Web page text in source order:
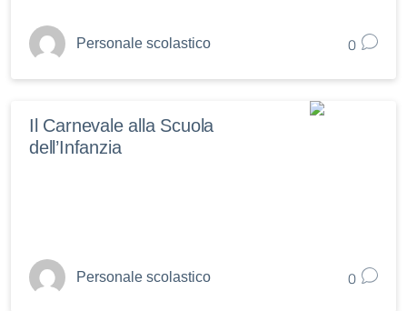
Personale scolastico 0
Il Carnevale alla Scuola
dell’Infanzia
Personale scolastico 0